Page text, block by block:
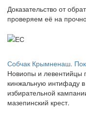
Доказательство от
проверяем её на
Собчак Крымненаш.
Новиопы и
кинжальную интифаду
избирательной
мазепинский крест.